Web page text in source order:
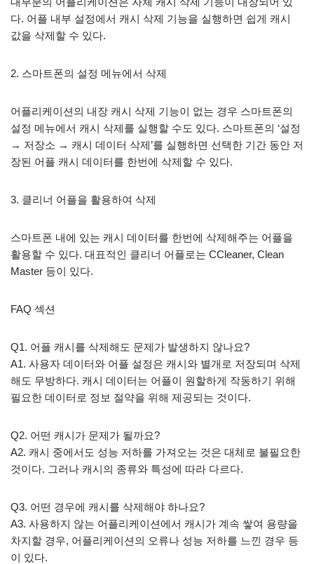
다. 어플 내부 설정에서 캐시 삭제 기능을 실행하면 쉽게 캐시
값을 삭제할 수 있다.
2. 스마트폰의 설정 메뉴에서 삭제
어플리케이션의 내장 캐시 삭제 기능이 없는 경우 스마트폰의
설정 메뉴에서 캐시 삭제를 실행할 수도 있다. 스마트폰의 ‘설정
→ 저장소 → 캐시 데이터 삭제’를 실행하면 선택한 기간 동안 저
장된 어플 캐시 데이터를 한번에 삭제할 수 있다.
3. 클리너 어플을 활용하여 삭제
스마트폰 내에 있는 캐시 데이터를 한번에 삭제해주는 어플을
활용할 수 있다. 대표적인 클리너 어플로는 CCleaner, Clean
Master 등이 있다.
FAQ 섹션
Q1. 어플 캐시를 삭제해도 문제가 발생하지 않나요?
A1. 사용자 데이터와 어플 설정은 캐시와 별개로 저장되며 삭제
해도 무방하다. 캐시 데이터는 어플이 원할하게 작동하기 위해
필요한 데이터로 정보 절약을 위해 제공되는 것이다.
Q2. 어떤 캐시가 문제가 될까요?
A2. 캐시 중에서도 성능 저하를 가져오는 것은 대체로 불필요한
것이다. 그러나 캐시의 종류와 특성에 따라 다르다.
Q3. 어떤 경우에 캐시를 삭제해야 하나요?
A3. 사용하지 않는 어플리케이션에서 캐시가 계속 쌓여 용량을
차지할 경우, 어플리케이션의 오류나 성능 저하를 느낀 경우 등
이 있다.